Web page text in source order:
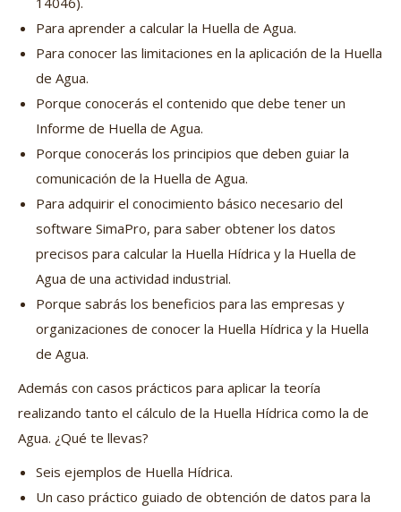
Para aprender a calcular la Huella de Agua.
Para conocer las limitaciones en la aplicación de la Huella
de Agua.
Porque conocerás el contenido que debe tener un
Informe de Huella de Agua.
Porque conocerás los principios que deben guiar la
comunicación de la Huella de Agua.
Para adquirir el conocimiento básico necesario del
software SimaPro, para saber obtener los datos
precisos para calcular la Huella Hídrica y la Huella de
Agua de una actividad industrial.
Porque sabrás los beneficios para las empresas y
organizaciones de conocer la Huella Hídrica y la Huella
de Agua.
Además con casos prácticos para aplicar la teoría
realizando tanto el cálculo de la Huella Hídrica como la de
Agua. ¿Qué te llevas?
Seis ejemplos de Huella Hídrica.
Un caso práctico guiado de obtención de datos para la